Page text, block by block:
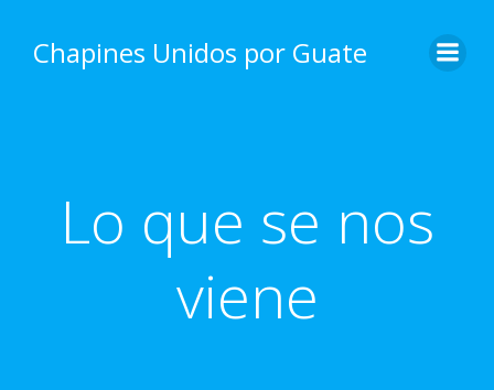
content
Chapines Unidos por Guate
Lo que se nos
viene